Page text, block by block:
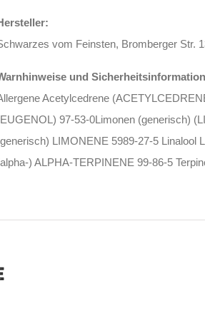
vom Feinsten, Bromberger Str.
und
Acetylcedrene
97-53-0Limonen (generisch)
LIMONENE 5989-27-5 Linalool
) ALPHA-TERPINENE 99-86-5